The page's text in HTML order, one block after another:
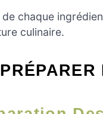
chaque
culinaire.